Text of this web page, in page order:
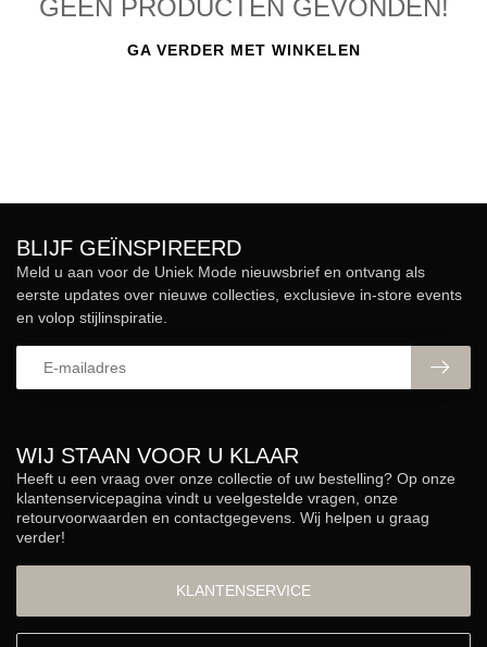
GEEN PRODUCTEN GEVONDEN!
GA VERDER MET WINKELEN
WIJ STAAN VOOR U KLAAR
Heeft u een vraag over onze collectie of uw bestelling? Op onze
klantenservicepagina vindt u veelgestelde vragen, onze
retourvoorwaarden en contactgegevens. Wij helpen u graag
verder!
KLANTENSERVICE
BLIJF GEÏNSPIREERD
Meld u aan voor de Uniek Mode nieuwsbrief en ontvang als
eerste updates over nieuwe collecties, exclusieve in-store events
en volop stijlinspiratie.